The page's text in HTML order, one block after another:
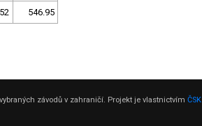
546.95
závodů v zahraničí. Projekt je vlastnictvím